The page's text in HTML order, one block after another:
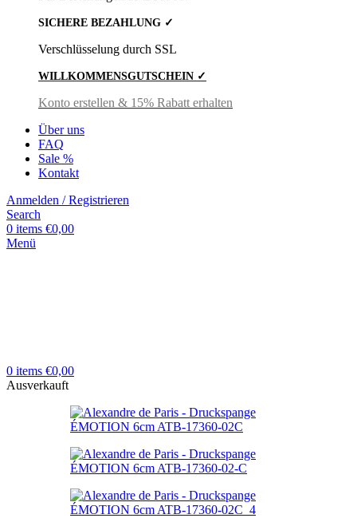
SICHERE BEZAHLUNG ✓
Verschlüsselung durch SSL
WILLKOMMENSGUTSCHEIN ✓
Konto erstellen & 15% Rabatt erhalten
Über uns
FAQ
Sale %
Kontakt
Anmelden / Registrieren
Search
0 items €0,00
Menü
0 items €0,00
Ausverkauft